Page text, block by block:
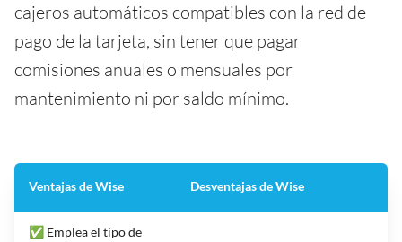
cajeros automáticos compatibles con la red de
pago de la tarjeta, sin tener que pagar
comisiones anuales o mensuales por
mantenimiento ni por saldo mínimo.
Ventajas de Wise Desventajas de Wise
✅ Emplea el tipo de